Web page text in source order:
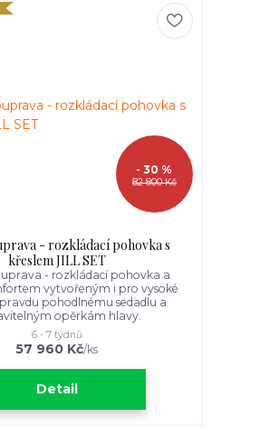
82 800 Kč
- 30 %
- rozkládací pohovka s
křeslem JILL SET
- rozkládací pohovka a
vytvořeným i pro vysoké
pohodlnému sedadlu a
opěrkám hlavy.
57 960 Kč/ks
6 - 7 týdnů
Detail